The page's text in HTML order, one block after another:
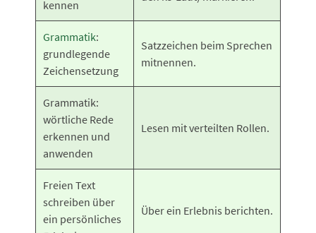
kennen
Grammatik:
grundlegende
Zeichensetzung
Satzzeichen beim Sprechen
mitnennen.
Grammatik:
wörtliche Rede
erkennen und
anwenden
Lesen mit verteilten Rollen.
Freien Text
schreiben über
ein persönliches
Über ein Erlebnis berichten.